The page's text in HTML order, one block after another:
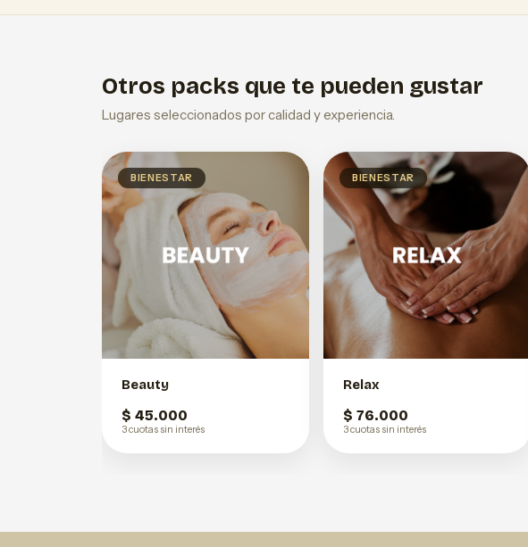
Otros packs que te pueden gustar
Lugares seleccionados por calidad y experiencia.
BIENESTAR
Beauty
$ 45.000
3 cuotas sin interés
BIENESTAR
Relax
$ 76.000
3 cuotas sin interés